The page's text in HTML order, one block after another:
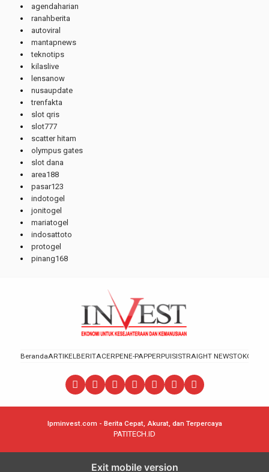
agendaharian
ranahberita
autoviral
mantapnews
teknotips
kilaslive
lensanow
nusaupdate
trenfakta
slot qris
slot777
scatter hitam
olympus gates
slot dana
area188
pasar123
indotogel
jonitogel
mariatogel
indosattoto
protogel
pinang168
BerandaARTIKELBERITACERPENE-PAPPERPUISISTRAIGHT NEWSTOKOH
lpminvest.com - Berita Cepat, Akurat, dan Terpercaya
PATITECH.ID
Exit mobile version